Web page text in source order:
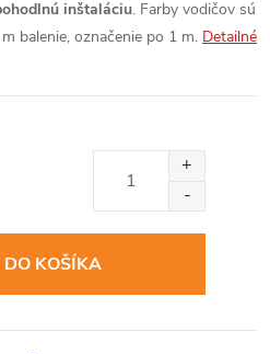
inštaláciu. Farby vodičov sú
balenie, označenie po 1 m. Detailné
KOŠÍKA